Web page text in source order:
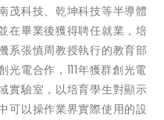
茂科技、乾坤科技等半導體
在畢業後獲得聘任就業，培
系張慎周教授執行的教育部
電合作，111年獲群創光電
實驗室，以培育學生對顯示
可以操作業界實際使用的設